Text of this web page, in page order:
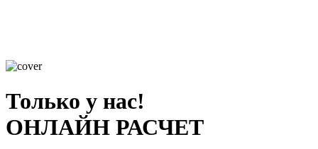
Только у нас!
ОНЛАЙН РАСЧЕТ